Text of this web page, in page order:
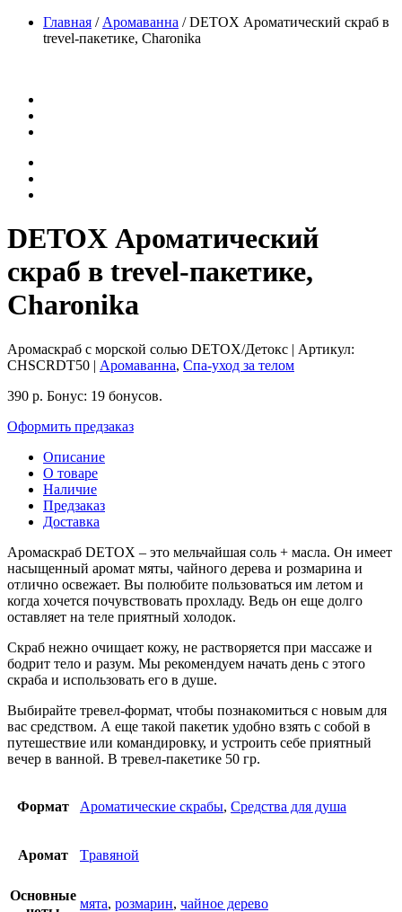
Главная / Аромаванна /DETOX Ароматический скраб в
trevel-пакетике, Charonika
DETOX Ароматический
скраб в trevel-пакетике,
Charonika
Аромаскраб с морской солью DETOX/Детокс | Артикул:
CHSCRDT50 | Аромаванна, Спа-уход за телом
390 р. Бонус: 19 бонусов.
Оформить предзаказ
Описание
О товаре
Наличие
Предзаказ
Доставка
Аромаскраб DETOX – это мельчайшая соль + масла. Он имеет
насыщенный аромат мяты, чайного дерева и розмарина и
отлично освежает. Вы полюбите пользоваться им летом и
когда хочется почувствовать прохладу. Ведь он еще долго
оставляет на теле приятный холодок.
Скраб нежно очищает кожу, не растворяется при массаже и
бодрит тело и разум. Мы рекомендуем начать день с этого
скраба и использовать его в душе.
Выбирайте тревел-формат, чтобы познакомиться с новым для
вас средством. А еще такой пакетик удобно взять с собой в
путешествие или командировку, и устроить себе приятный
вечер в ванной. В тревел-пакетике 50 гр.
Формат Ароматические скрабы, Средства для душа
Аромат Tравяной
Основные
мята, розмарин, чайное дерево